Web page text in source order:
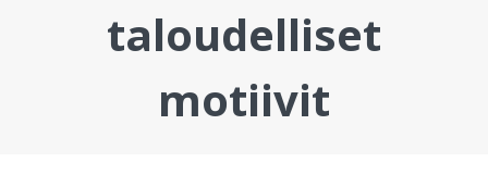
taloudelliset
motiivit